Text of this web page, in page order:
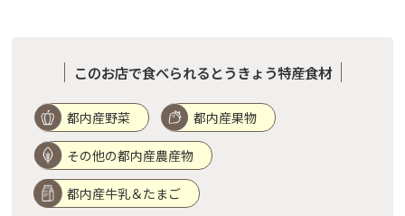
このお店で食べられるとうきょう特産食材
都内産野菜 都内産果物
その他の都内産農産物
都内産牛乳＆たまご